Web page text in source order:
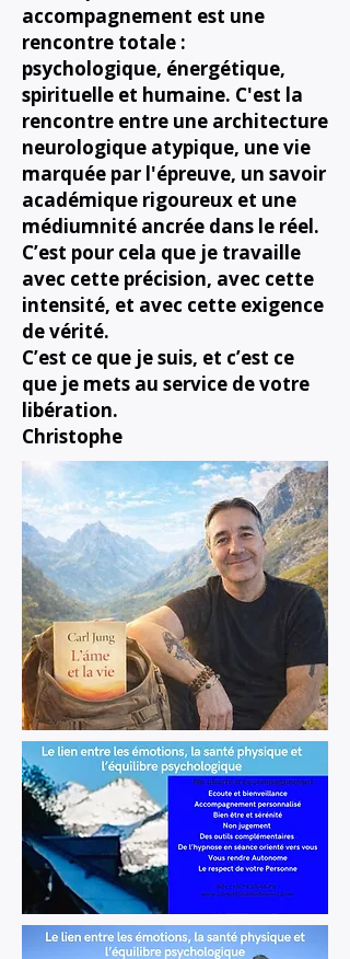
accompagnement est une
rencontre totale :
psychologique, énergétique,
spirituelle et humaine. C'est la
rencontre entre une architecture
neurologique atypique, une vie
marquée par l'épreuve, un savoir
académique rigoureux et une
médiumnité ancrée dans le réel.
C’est pour cela que je travaille
avec cette précision, avec cette
intensité, et avec cette exigence
de vérité.
C’est ce que je suis, et c’est ce
que je mets au service de votre
libération.
Christophe ​